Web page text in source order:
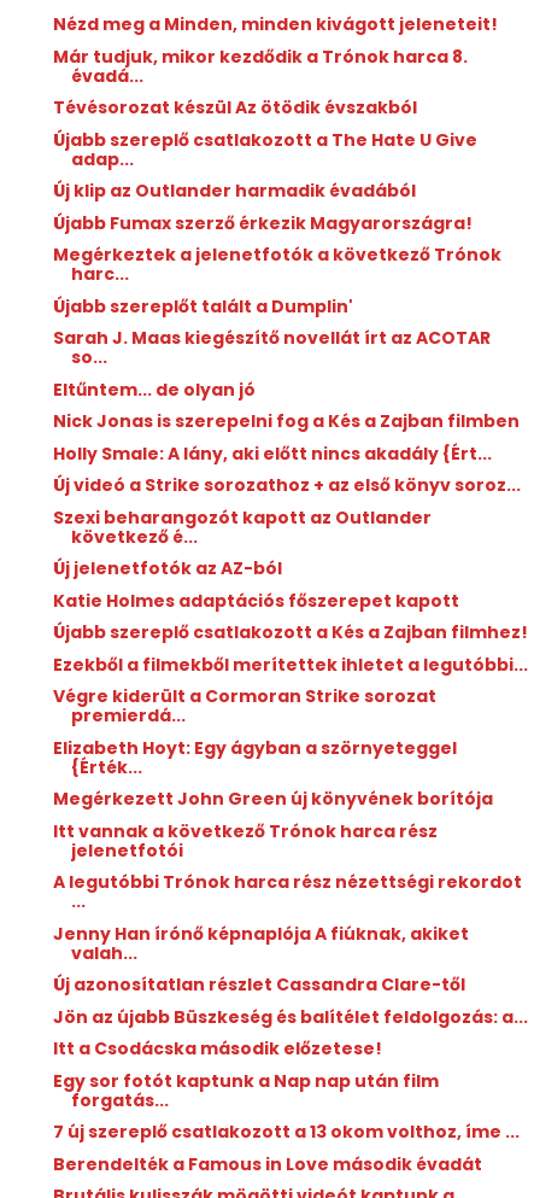
Nézd meg a Minden, minden kivágott jeleneteit!
Már tudjuk, mikor kezdődik a Trónok harca 8.
évadá...
Tévésorozat készül Az ötödik évszakból
Újabb szereplő csatlakozott a The Hate U Give
adap...
Új klip az Outlander harmadik évadából
Újabb Fumax szerző érkezik Magyarországra!
Megérkeztek a jelenetfotók a következő Trónok
harc...
Újabb szereplőt talált a Dumplin'
Sarah J. Maas kiegészítő novellát írt az ACOTAR
so...
Eltűntem... de olyan jó
Nick Jonas is szerepelni fog a Kés a Zajban filmben
Holly Smale: A ​lány, aki előtt nincs akadály {Ért...
Új videó a Strike sorozathoz + az első könyv soroz...
Szexi beharangozót kapott az Outlander
következő é...
Új jelenetfotók az AZ-ból
Katie Holmes adaptációs főszerepet kapott
Újabb szereplő csatlakozott a Kés a Zajban filmhez!
Ezekből a filmekből merítettek ihletet a legutóbbi...
Végre kiderült a Cormoran Strike sorozat
premierdá...
Elizabeth Hoyt: Egy ​ágyban a szörnyeteggel
{Érték...
Megérkezett John Green új könyvének borítója
Itt vannak a következő Trónok harca rész
jelenetfotói
A legutóbbi Trónok harca rész nézettségi rekordot
...
Jenny Han írónő képnaplója A fiúknak, akiket
valah...
Új azonosítatlan részlet Cassandra Clare-től
Jön az újabb Büszkeség és balítélet feldolgozás: a...
Itt a Csodácska második előzetese!
Egy sor fotót kaptunk a Nap nap után film
forgatás...
7 új szereplő csatlakozott a 13 okom volthoz, íme ...
Berendelték a Famous in Love második évadát